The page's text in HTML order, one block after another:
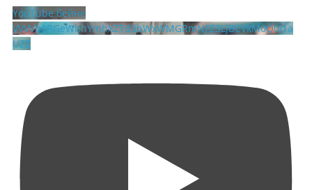
YouTube бейне
VVVVb0RGeWhhYmhXZTd3bWxWMGRmNFZ3LjBCVkM0Q0I1a
UZZ